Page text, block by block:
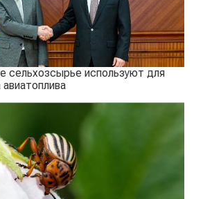
сельхозсырье используют для